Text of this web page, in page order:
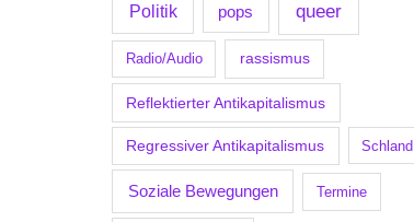
Politik pops queer
Radio/Audio rassismus
Reflektierter Antikapitalismus
Regressiver Antikapitalismus Schland
Soziale Bewegungen Termine